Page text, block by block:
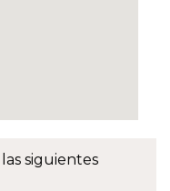
siguientes